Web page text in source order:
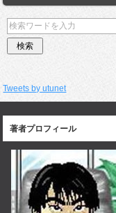
Tweets by utunet
著者プロフィール